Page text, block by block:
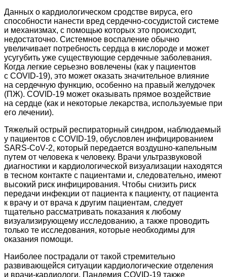
Данных о кардиологическом сродстве вируса, его
способности нанести вред сердечно-сосудистой системе
и механизмах, с помощью которых это происходит,
недостаточно. Системное воспаление обычно
увеличивает потребность сердца в кислороде и может
усугубить уже существующие сердечные заболевания.
Когда легкие серьезно вовлечены (как у пациентов
с COVID‑19), это может оказать значительное влияние
на сердечную функцию, особенно на правый желудочек
(ПЖ). COVID‑19 может оказывать прямое воздействие
на сердце (как и некоторые лекарства, используемые при
его лечении).
Тяжелый острый респираторный синд­ром, наблюдаемый
у пациентов с COVID‑19, обусловлен инфицированием
SARS-CoV‑2, который передается воздушно-капельным
путем от человека к человеку. Врачи ультра­звуковой
диагностики и кардиологической визуализации находятся
в тесном контакте с пациентами и, следовательно, имеют
высокий риск инфицирования. Чтобы снизить риск
передачи инфекции от пациента к пациенту, от пациента
к врачу и от врача к другим пациентам, следует
тщательно рассматривать показания к любому
визуализирующему исследованию, а также проводить
только те исследования, которые необходимы для
оказания помощи.
Наиболее пострадали от такой стремительно
развивающейся ситуации кардиологические отделения
и врачи-кардиологи. Пандемия COVID‑19 также